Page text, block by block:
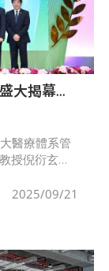
大揭幕
改變世
醫療體系管
授倪衍玄、
琴、中鼎集
2025/09/21